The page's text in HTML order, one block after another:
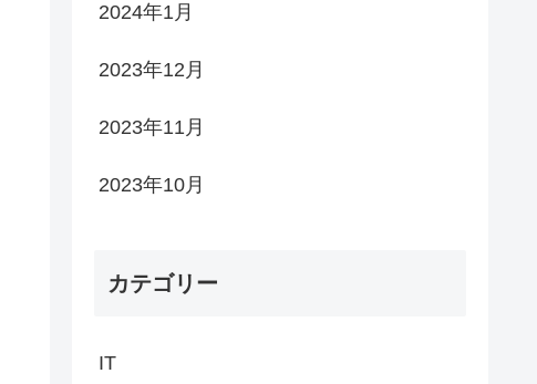
2024年1月
2023年12月
2023年11月
2023年10月
カテゴリー
IT